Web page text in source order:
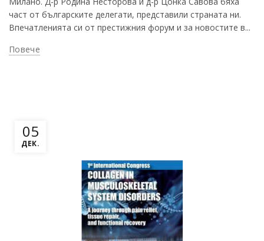
част от българските делегати, представили страната ни.
Впечатленията си от престижния форум и за новостите в...
Повече
05
ДЕК.